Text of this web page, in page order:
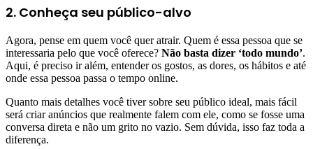
2. Conheça seu público-alvo
Agora, pense em quem você quer atrair. Quem é essa pessoa que se
interessaria pelo que você oferece? Não basta dizer ‘todo mundo’.
Aqui, é preciso ir além, entender os gostos, as dores, os hábitos e até
onde essa pessoa passa o tempo online.
Quanto mais detalhes você tiver sobre seu público ideal, mais fácil
será criar anúncios que realmente falem com ele, como se fosse uma
conversa direta e não um grito no vazio. Sem dúvida, isso faz toda a
diferença.